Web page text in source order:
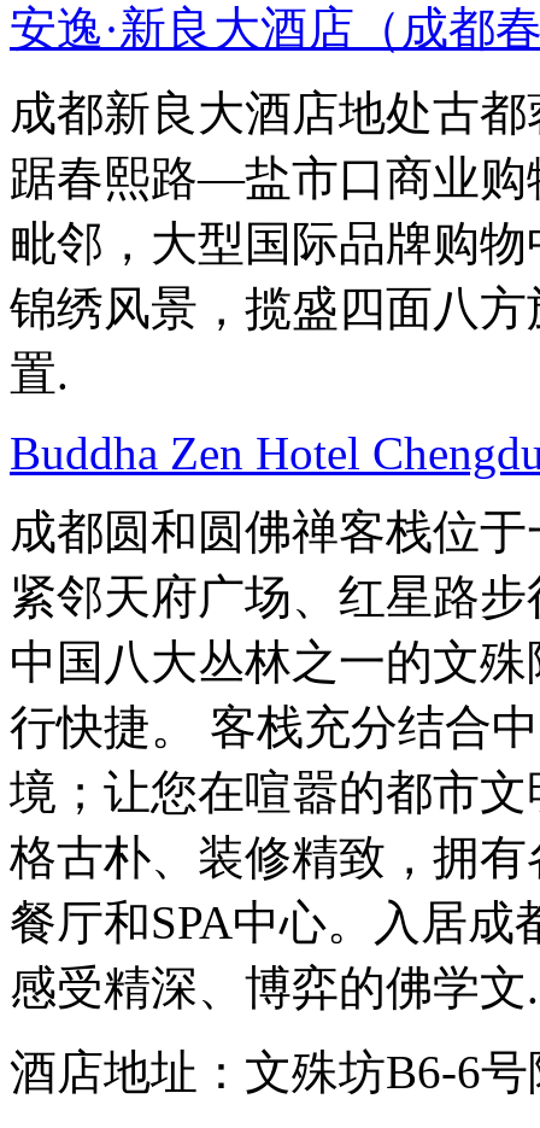
安逸·新良大酒店（成都
成都新良大酒店地处古
踞春熙路—盐市口商业购
毗邻，大型国际品牌购
锦绣风景，揽盛四面八
置.
Buddha Zen Hotel
成都圆和圆佛禅客栈位
紧邻天府广场、红星路
中国八大丛林之一的文
行快捷。 客栈充分结合
境；让您在喧嚣的都市
格古朴、装修精致，拥
餐厅和SPA中心。入居
感受精深、博弈的佛学文
酒店地址：文殊坊B6-6